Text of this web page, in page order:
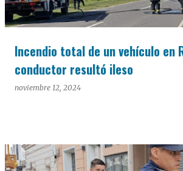
Incendio total de un vehículo en
conductor resultó ileso
noviembre 12, 2024